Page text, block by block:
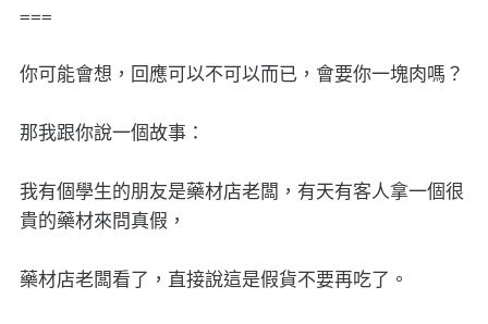
===
你可能會想，回應可以不可以而已，會要你一塊肉嗎？
那我跟你說一個故事：
我有個學生的朋友是藥材店老闆，有天有客人拿一個很
貴的藥材來問真假，
藥材店老闆看了，直接說這是假貨不要再吃了。